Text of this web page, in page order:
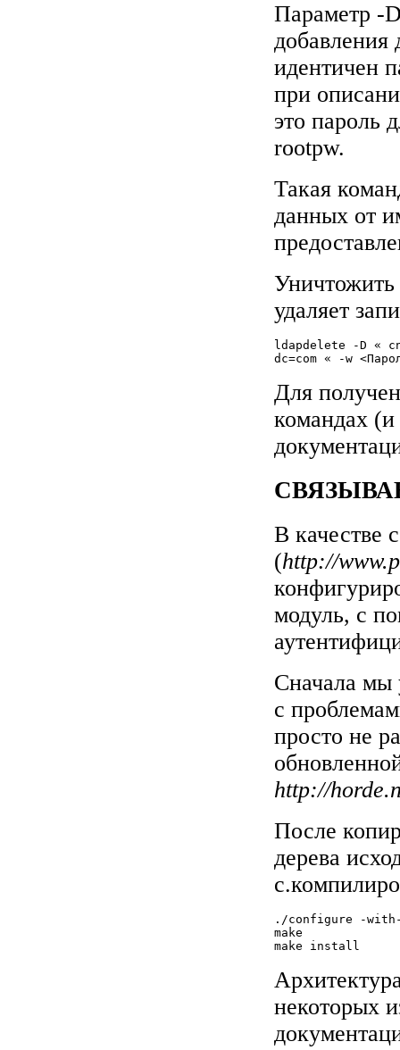
Параметр -
добавления
идентичен
при
это пароль
rootpw.
Такая
данных от
удаляет
ldapdelete -D «
dc=com « -w
Для
командах
В качестве
(http://
модуль, с
Сначала мы
с
просто не
http://
После
дерева
./configure -with-
make
make install
некоторых